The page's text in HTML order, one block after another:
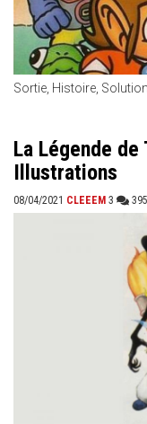
Sortie, Histoire,
La Légende
Illustrations
08/04/2021 CLEEEM 3